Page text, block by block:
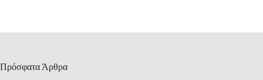
Πρόσφατα Άρθρα